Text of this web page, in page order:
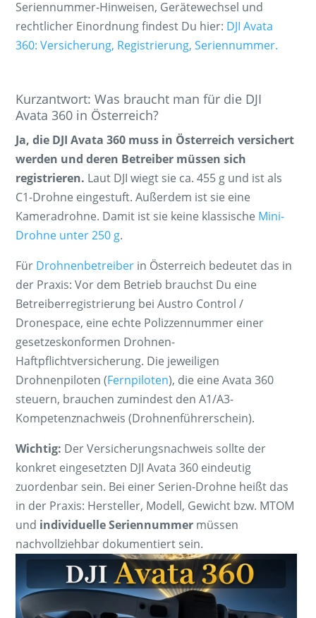
Seriennummer-Hinweisen, Gerätewechsel und
rechtlicher Einordnung findest Du hier: DJI Avata
360: Versicherung, Registrierung, Seriennummer.
Kurzantwort: Was braucht man für die DJI
Avata 360 in Österreich?
Ja, die DJI Avata 360 muss in Österreich versichert
werden und deren Betreiber müssen sich
registrieren. Laut DJI wiegt sie ca. 455 g und ist als
C1-Drohne eingestuft. Außerdem ist sie eine
Kameradrohne. Damit ist sie keine klassische Mini-
Drohne unter 250 g.
Für Drohnenbetreiber in Österreich bedeutet das in
der Praxis: Vor dem Betrieb brauchst Du eine
Betreiberregistrierung bei Austro Control /
Dronespace, eine echte Polizzennummer einer
gesetzeskonformen Drohnen-
Haftpflichtversicherung. Die jeweiligen
Drohnenpiloten (Fernpiloten), die eine Avata 360
steuern, brauchen zumindest den A1/A3-
Kompetenznachweis (Drohnenführerschein).
Wichtig: Der Versicherungsnachweis sollte der
konkret eingesetzten DJI Avata 360 eindeutig
zuordenbar sein. Bei einer Serien-Drohne heißt das
in der Praxis: Hersteller, Modell, Gewicht bzw. MTOM
und individuelle Seriennummer müssen
nachvollziehbar dokumentiert sein.